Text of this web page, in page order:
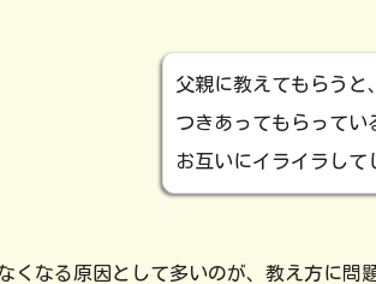
父親に教えてもらう
つきあってもらってい
お互いにイライラし
なる原因として多いのが、教え方に問